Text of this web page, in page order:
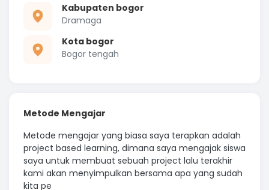
Kabupaten bogor
Dramaga
Kota bogor
Bogor tengah
Metode Mengajar
Metode mengajar yang biasa saya terapkan adalah
project based learning, dimana saya mengajak siswa
saya untuk membuat sebuah project lalu terakhir
kami akan menyimpulkan bersama apa yang sudah
kita pe